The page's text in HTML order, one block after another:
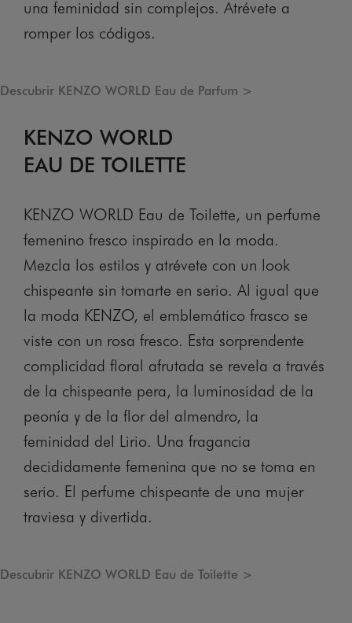
una feminidad sin complejos. Atrévete a
romper los códigos.
Descubrir KENZO WORLD Eau de Parfum >
KENZO WORLD
EAU DE TOILETTE
KENZO WORLD Eau de Toilette, un perfume
femenino fresco inspirado en la moda.
Mezcla los estilos y atrévete con un look
chispeante sin tomarte en serio. Al igual que
la moda KENZO, el emblemático frasco se
viste con un rosa fresco. Esta sorprendente
complicidad floral afrutada se revela a través
de la chispeante pera, la luminosidad de la
peonía y de la flor del almendro, la
feminidad del Lirio. Una fragancia
decididamente femenina que no se toma en
serio. El perfume chispeante de una mujer
traviesa y divertida.
Descubrir KENZO WORLD Eau de Toilette >